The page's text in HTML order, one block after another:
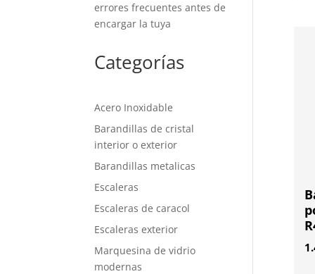
errores frecuentes antes de
encargar la tuya
Categorías
Acero Inoxidable
Barandillas de cristal
interior o exterior
Barandillas metalicas
Escaleras
Escaleras de caracol
Escaleras exterior
Marquesina de vidrio
modernas